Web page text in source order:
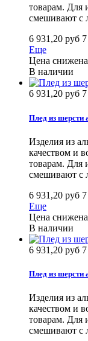
товарам. Для
смешивают с
6 931,20 руб
Еще
Цена
В наличии
6 931,20 руб
Плед из шерсти
Изделия из
качеством и
товарам. Для
смешивают с
6 931,20 руб
Еще
Цена
В наличии
6 931,20 руб
Плед из шерсти
Изделия из
качеством и
товарам. Для
смешивают с